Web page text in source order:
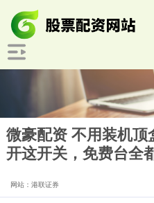
微豪配资 不用装机
开这开关，免费台全
网站：港联证券